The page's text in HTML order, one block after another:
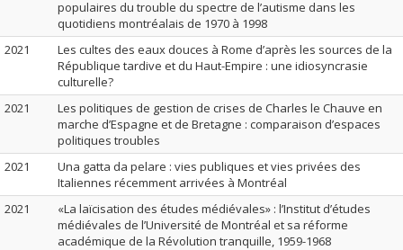
populaires du trouble du spectre de l’autisme dans les
quotidiens montréalais de 1970 à 1998
2021
Les cultes des eaux douces à Rome d’après les sources de la
République tardive et du Haut-Empire : une idiosyncrasie
culturelle?
2021
Les politiques de gestion de crises de Charles le Chauve en
marche d’Espagne et de Bretagne : comparaison d’espaces
politiques troubles
2021
Una gatta da pelare : vies publiques et vies privées des
Italiennes récemment arrivées à Montréal
2021
«La laïcisation des études médiévales» : l’Institut d’études
médiévales de l’Université de Montréal et sa réforme
académique de la Révolution tranquille, 1959-1968